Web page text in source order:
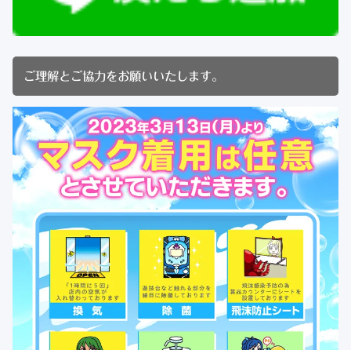
ご理解とご協力をお願いいたします。